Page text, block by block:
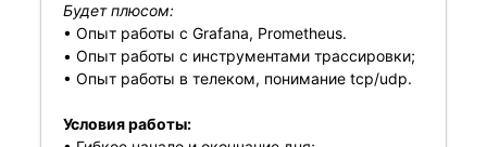
Будет плюсом:
• Опыт работы с Grafana, Prometheus.
• Опыт работы с инструментами трассировки;
• Опыт работы в телеком, понимание tcp/udp.
Условия работы: